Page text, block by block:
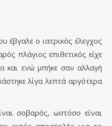
έβγαλε ο ιατρικός έλεγχος
πλάγιος επιθετικός είχε
και ενώ μπήκε σαν αλλαγή
λίγα λεπτά αργότερα
σοβαρός, ωστόσο είναι